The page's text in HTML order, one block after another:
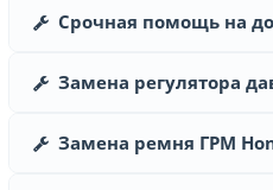
Срочная помощь на
Замена регулятора
Замена ремня ГРМ